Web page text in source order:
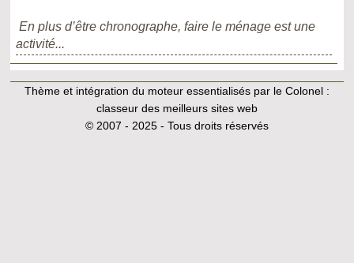
En plus d’être chronographe, faire le ménage est une
activité...
Thème et intégration du moteur essentialisés par le Colonel :
classeur des meilleurs sites web
© 2007 - 2025 - Tous droits réservés